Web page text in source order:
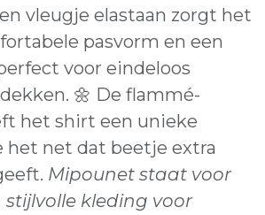
vleugje elastaan zorgt het
pasvorm en een
voor eindeloos
🌼 De flammé-
het shirt een unieke
het net dat beetje extra
Mipounet staat voor
kleding voor